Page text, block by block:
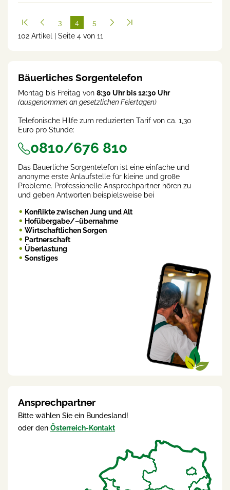
3
4
(cur
5
102 Artikel | Seite 4 von 11
Bäuerliches Sorgentelefon
Montag bis Freitag von 8:30 Uhr bis 12:30 Uhr
(ausgenommen an gesetzlichen Feiertagen)
Telefonische Hilfe zum reduzierten Tarif von ca. 1,30
Euro pro Stunde:
0810/676 810
Das Bäuerliche Sorgentelefon ist eine einfache und
anonyme erste Anlaufstelle für kleine und große
Probleme. Professionelle Ansprechpartner hören zu
und geben Antworten beispielsweise bei
Konflikte zwischen Jung und Alt
Hofübergabe/–übernahme
Wirtschaftlichen Sorgen
Partnerschaft
Überlastung
Sonstiges
Ansprechpartner
Bitte wählen Sie ein Bundesland!
oder den Österreich-Kontakt